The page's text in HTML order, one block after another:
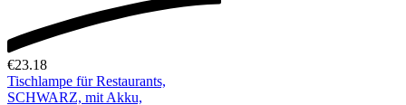
€23.18
Tischlampe für Restaurants,
SCHWARZ, mit Akku,